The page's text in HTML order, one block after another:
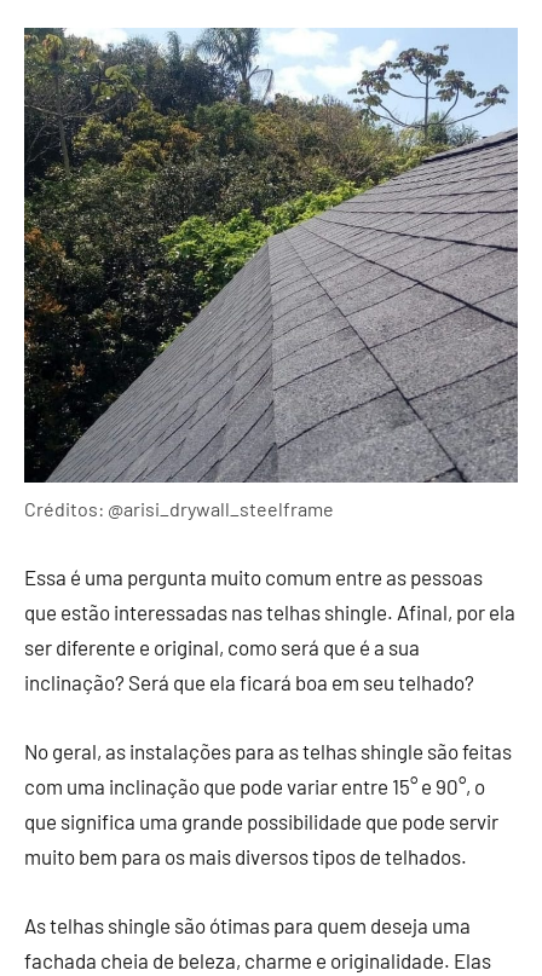
Créditos: @arisi_drywall_steelframe
Essa é uma pergunta muito comum entre as pessoas
que estão interessadas nas telhas shingle. Afinal, por ela
ser diferente e original, como será que é a sua
inclinação? Será que ela ficará boa em seu telhado?
No geral, as instalações para as telhas shingle são feitas
com uma inclinação que pode variar entre 15° e 90°, o
que significa uma grande possibilidade que pode servir
muito bem para os mais diversos tipos de telhados.
As telhas shingle são ótimas para quem deseja uma
fachada cheia de beleza, charme e originalidade. Elas